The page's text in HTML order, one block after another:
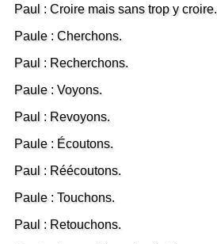
Paul : Croire mais sans trop y croire.
Paule : Cherchons.
Paul : Recherchons.
Paule : Voyons.
Paul : Revoyons.
Paule : Écoutons.
Paul : Réécoutons.
Paule : Touchons.
Paul : Retouchons.